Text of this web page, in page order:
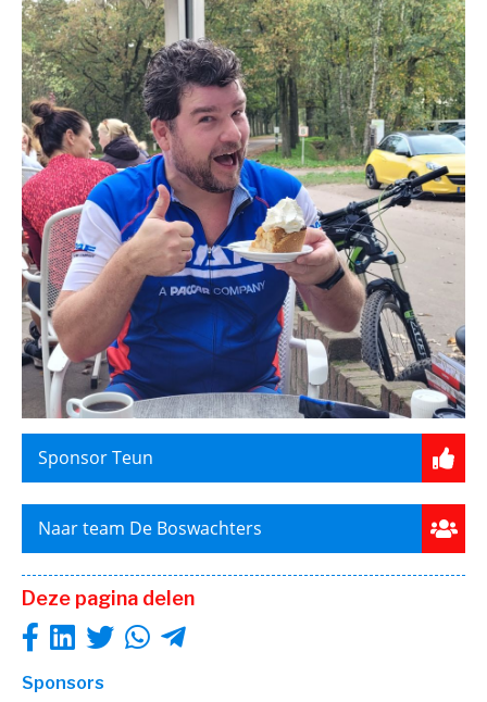
Sponsor Teun
Naar team De Boswachters
Deze pagina delen
Sponsors